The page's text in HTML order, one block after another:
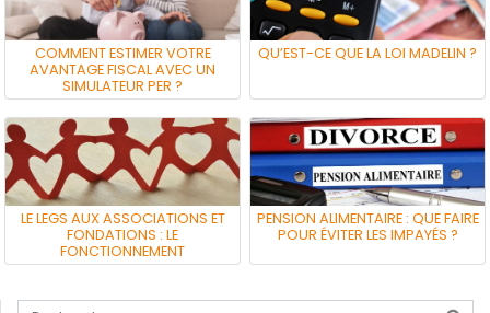
COMMENT ESTIMER VOTRE
AVANTAGE FISCAL AVEC UN
SIMULATEUR PER ?
QU’EST-CE QUE LA LOI MADELIN ?
LE LEGS AUX ASSOCIATIONS ET
FONDATIONS : LE
FONCTIONNEMENT
PENSION ALIMENTAIRE : QUE FAIRE
POUR ÉVITER LES IMPAYÉS ?